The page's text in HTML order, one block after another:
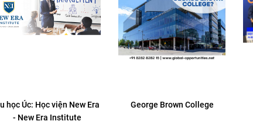
George Brown College
Học viện Kinh doanh và